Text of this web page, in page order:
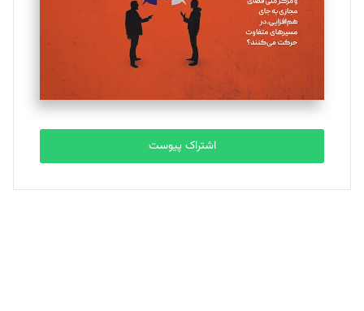
ملینا جعفری
تحریریه
مصطفی مسجدی آرانی
تحریریه
بابک نقاش
تحریریه
اشتراک پیوست